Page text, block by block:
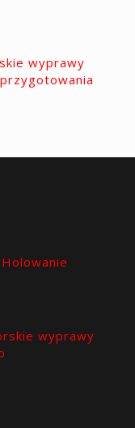
wyprawy
Holowanie
wyprawy